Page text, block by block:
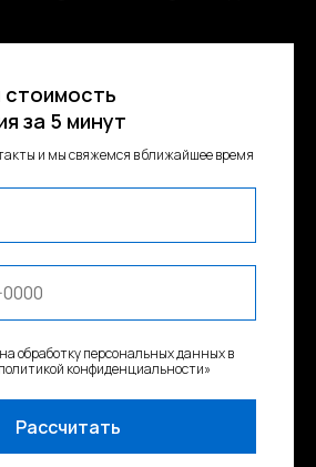
за 5 минут
и мы свяжемся в ближайшее время
обработку персональных данных в
конфиденциальности»
Рассчитать